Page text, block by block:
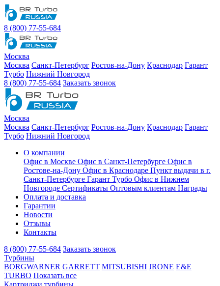
8 (800) 77-55-684
Москва
Москва Санкт-Петербург Ростов-на-Дону Краснодар Гарант
Турбо Нижний Новгород
8 (800) 77-55-684 Заказать звонок
Москва
Москва Санкт-Петербург Ростов-на-Дону Краснодар Гарант
Турбо Нижний Новгород
О компании
Офис в Москве Офис в Санкт-Петербурге Офис в
Ростове-на-Дону Офис в Краснодаре Пункт выдачи в г.
Санкт-Петербурге Гарант Турбо Офис в Нижнем
Новгороде Сертификаты Оптовым клиентам Награды
Оплата и доставка
Гарантии
Новости
Отзывы
Контакты
8 (800) 77-55-684 Заказать звонок
Турбины
BORGWARNER GARRETT MITSUBISHI JRONE E&E
TURBO Показать все
Картриджи турбины